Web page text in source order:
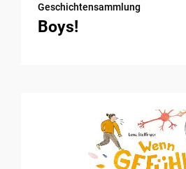
Geschichtensammlung
Boys!